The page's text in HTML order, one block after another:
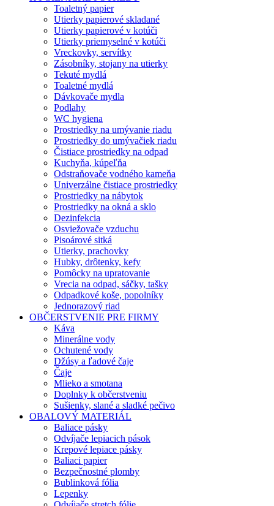
Toaletný papier
Utierky papierové skladané
Utierky papierové v kotúči
Utierky priemyselné v kotúči
Vreckovky, servítky
Zásobníky, stojany na utierky
Tekuté mydlá
Toaletné mydlá
Dávkovače mydla
Podlahy
WC hygiena
Prostriedky na umývanie riadu
Prostriedky do umývačiek riadu
Čistiace prostriedky na odpad
Kuchyňa, kúpeľňa
Odstraňovače vodného kameňa
Univerzálne čistiace prostriedky
Prostriedky na nábytok
Prostriedky na okná a sklo
Dezinfekcia
Osviežovače vzduchu
Pisoárové sitká
Utierky, prachovky
Hubky, drôtenky, kefy
Pomôcky na upratovanie
Vrecia na odpad, sáčky, tašky
Odpadkové koše, popolníky
Jednorazový riad
OBČERSTVENIE PRE FIRMY
Káva
Minerálne vody
Ochutené vody
Džúsy a ľadové čaje
Čaje
Mlieko a smotana
Doplnky k občerstveniu
Sušienky, slané a sladké pečivo
OBALOVÝ MATERIÁL
Baliace pásky
Odvíjače lepiacich pások
Krepové lepiace pásky
Baliaci papier
Bezpečnostné plomby
Bublinková fólia
Lepenky